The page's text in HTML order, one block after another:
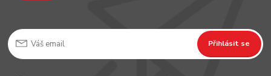
Přihlásit se